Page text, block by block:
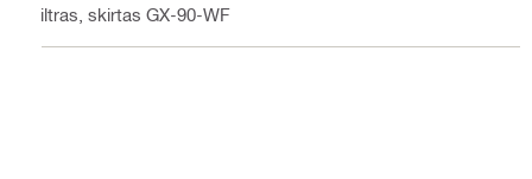
Filtras, skirtas GX-90-WF